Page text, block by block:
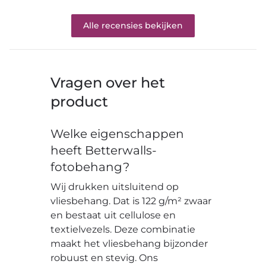
Alle recensies bekijken
Vragen over het
product
Welke eigenschappen
heeft Betterwalls-
fotobehang?
Wij drukken uitsluitend op
vliesbehang. Dat is 122 g/m² zwaar
en bestaat uit cellulose en
textielvezels. Deze combinatie
maakt het vliesbehang bijzonder
robuust en stevig. Ons